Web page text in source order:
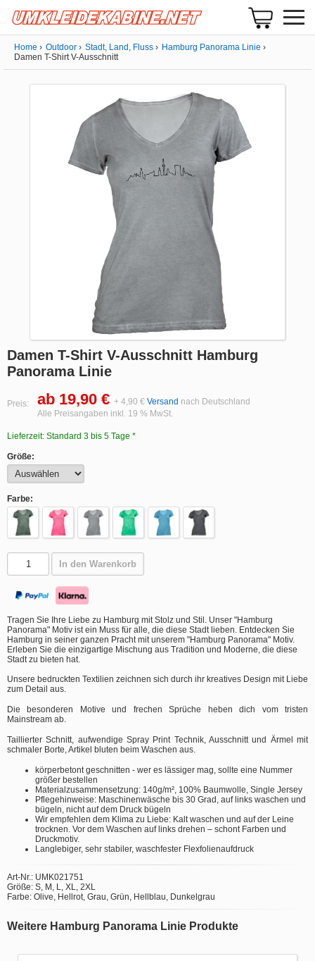
Home Outdoor Stadt, Land, Fluss
Hamburg Panorama Linie
Damen T-Shirt V-Ausschnitt
Damen T-Shirt V-Ausschnitt Hamburg
Panorama Linie
Preis: ab 19,90 € + 4,90 € Versand nach Deutschland
Alle Preisangaben inkl. 19 % MwSt.
Lieferzeit: Standard 3 bis 5 Tage *
Größe:
Farbe:
In den Warenkorb
Tragen Sie Ihre Liebe zu Hamburg mit Stolz und Stil. Unser "Hamburg
Panorama" Motiv ist ein Muss für alle, die diese Stadt lieben. Entdecken Sie
Hamburg in seiner ganzen Pracht mit unserem "Hamburg Panorama" Motiv.
Erleben Sie die einzigartige Mischung aus Tradition und Moderne, die diese
Stadt zu bieten hat.
Unsere bedruckten Textilien zeichnen sich durch ihr kreatives Design mit Liebe
zum Detail aus.
Die besonderen Motive und frechen Sprüche heben dich vom tristen
Mainstream ab.
Taillierter Schnitt, aufwendige Spray Print Technik, Ausschnitt und Ärmel mit
schmaler Borte, Artikel bluten beim Waschen aus.
körperbetont geschnitten - wer es lässiger mag, sollte eine Nummer
größer bestellen
Materialzusammensetzung: 140g/m², 100% Baumwolle, Single Jersey
Pflegehinweise: Maschinenwäsche bis 30 Grad, auf links waschen und
bügeln, nicht auf dem Druck bügeln
Wir empfehlen dem Klima zu Liebe: Kalt waschen und auf der Leine
trocknen. Vor dem Waschen auf links drehen – schont Farben und
Druckmotiv.
Langlebiger, sehr stabiler, waschfester Flexfolienaufdruck
Art-Nr.: UMK021751
Größe: S, M, L, XL, 2XL
Farbe: Olive, Hellrot, Grau, Grün, Hellblau, Dunkelgrau
Weitere Hamburg Panorama Linie Produkte